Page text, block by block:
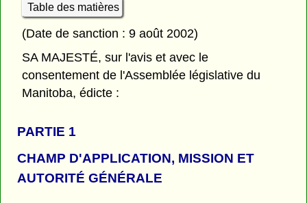
Table des matières
(Date de sanction : 9 août 2002)
SA MAJESTÉ, sur l'avis et avec le
consentement de l'Assemblée législative du
Manitoba, édicte :
PARTIE 1
CHAMP D'APPLICATION, MISSION ET
AUTORITÉ GÉNÉRALE